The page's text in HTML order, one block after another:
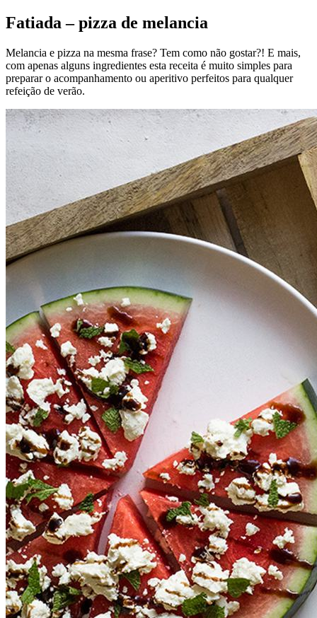
Fatiada – pizza de melancia
Melancia e pizza na mesma frase? Tem como não gostar?! E mais,
com apenas alguns ingredientes esta receita é muito simples para
preparar o acompanhamento ou aperitivo perfeitos para qualquer
refeição de verão.